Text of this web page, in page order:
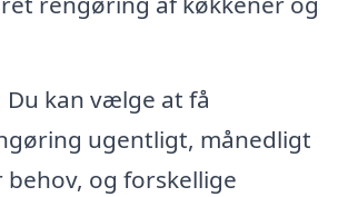
Du kan vælge at få
ugentligt, månedligt
behov, og forskellige